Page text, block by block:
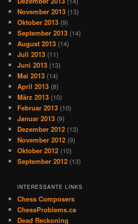
November 2013 (13)
Oktober 2013 (9)
September 2013 (14)
August 2013 (14)
Juli 2013 (11)
Juni 2013 (13)
Mai 2013 (14)
April 2013 (8)
März 2013 (10)
Februar 2013 (10)
Januar 2013 (9)
Dezember 2012 (13)
November 2012 (9)
Oktober 2012 (10)
September 2012 (13)
INTERESSANTE LINKS
Chess Composers
ChessProblems.ca
Dead Reckoning